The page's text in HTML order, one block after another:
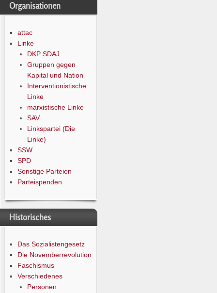
Organisationen
attac
Linke
DKP SDAJ
Gruppen gegen
Kapital und Nation
Interventionistische
Linke
marxistische Linke
SAV
Linkspartei (Die
Linke)
SSW
SPD
Sonstige Parteien
Parteispenden
Historisches
Das Sozialistengesetz
Die Novemberrevolution
Faschismus
Verschiedenes
Personen